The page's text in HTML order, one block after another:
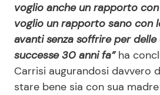
voglio anche un rapporto
voglio un rapporto sano con
avanti senza soffrire per
successe 30 anni fa”ha
Carrisi augurandosi davvero
stare bene sia con sua